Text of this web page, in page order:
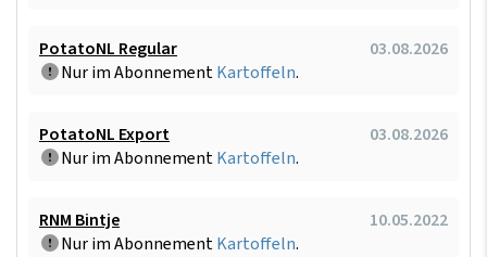
PotatoNL Regular
03.08.2026
Nur im AbonnementKartoffeln.
PotatoNL Export
03.08.2026
Nur im AbonnementKartoffeln.
RNM Bintje
10.05.2022
Nur im AbonnementKartoffeln.